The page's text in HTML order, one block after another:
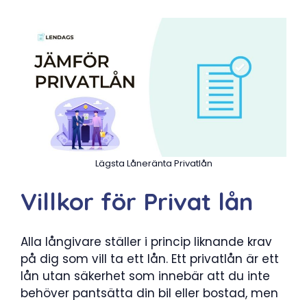
Lägsta Låneränta Privatlån
Villkor för Privat lån
Alla långivare ställer i princip liknande krav
på dig som vill ta ett lån. Ett privatlån är ett
lån utan säkerhet som innebär att du inte
behöver pantsätta din bil eller bostad, men